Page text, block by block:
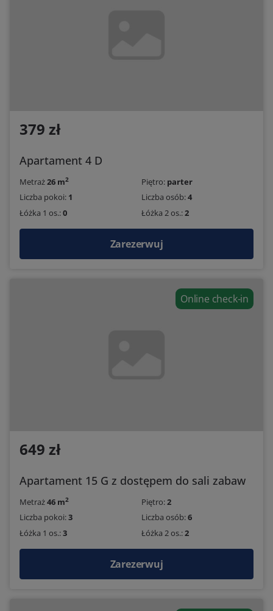
379 zł
Apartament 4 D
Metraż26 m2 Piętro: parter
Liczba pokoi: 1 Liczba osób:4
Łóżka 1 os.:0 Łóżka 2 os.:2
Zarezerwuj
Online check-in
649 zł
Apartament 15 G z dostępem do sali zabaw
Metraż46 m2 Piętro:2
Liczba pokoi:3 Liczba osób:6
Łóżka 1 os.:3 Łóżka 2 os.:2
Zarezerwuj